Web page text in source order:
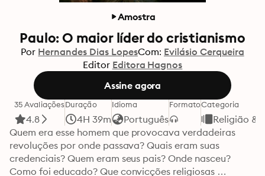
Amostra
Paulo: O maior líder do cristianismo
Por Hernandes Dias LopesCom: Evilásio Cerqueira
Editor Editora Hagnos
Assine agora
35 Avaliações
4.8
Duração
4H 39m
Idioma
Português
FormatoCategoria
Religião &
Quem era esse homem que provocava verdadeiras
revoluções por onde passava? Quais eram suas
credenciais? Quem eram seus pais? Onde nasceu?
Como foi educado? Que convicções religiosas